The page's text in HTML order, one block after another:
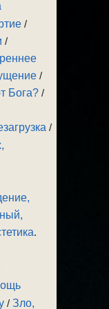
/
/
/
Бога? /
/
.
/Зло,